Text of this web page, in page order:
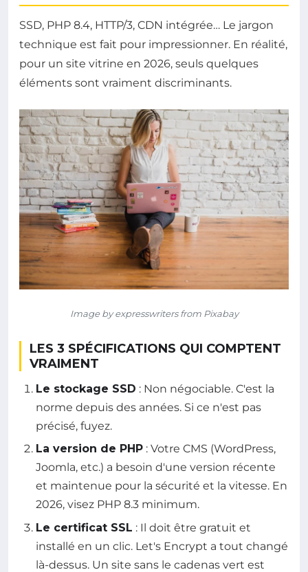
SSD, PHP 8.4, HTTP/3, CDN intégrée… Le jargon
technique est fait pour impressionner. En réalité,
pour un site vitrine en 2026, seuls quelques
éléments sont vraiment discriminants.
Image by expresswriters from Pixabay
LES 3 SPÉCIFICATIONS QUI COMPTENT
VRAIMENT
Le stockage SSD : Non négociable. C'est la
norme depuis des années. Si ce n'est pas
précisé, fuyez.
La version de PHP : Votre CMS (WordPress,
Joomla, etc.) a besoin d'une version récente
et maintenue pour la sécurité et la vitesse. En
2026, visez PHP 8.3 minimum.
Le certificat SSL : Il doit être gratuit et
installé en un clic. Let's Encrypt a tout changé
là-dessus. Un site sans le cadenas vert est